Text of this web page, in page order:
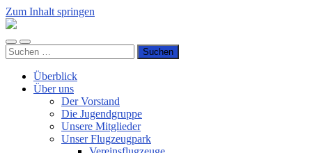
Zum Inhalt springen
Luftsportverein
e.V.
Mobile-
Menü
Suchfeld
ein-/ausblenden
Suchen
nach:
Überblick
Über uns
Der Vorstand
Die Jugendgruppe
Unsere Mitglieder
Unser Flugzeugpark